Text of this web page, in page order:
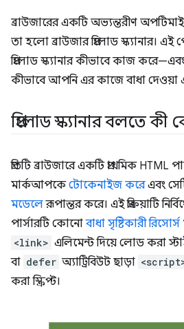
ব্রাউজারের একটি অভ্যন্তরীণ
তা হলো ব্রাউজার প্রিলোড স্ক্যানার।
প্রিলোড স্ক্যানার কীভাবে কাজ
কীভাবে আপনি এর কাজে বাধা দেওয়া
প্রিলোড স্ক্যানার বলতে কী
প্রতিটি ব্রাউজারে একটি প্রাথমিক HTML
মার্কআপকেটোকেনাইজ করেএবং
মডেলেরূপান্তর করে। এই প্রক্রিয়াটি
পার্সারটি কোনোবাধা সৃষ্টিকারী রিসোর্স
<link> এলিমেন্ট দিয়ে লোড করা
বা defer অ্যাট্রিবিউট ছাড়া
করা স্ক্রিপ্ট।